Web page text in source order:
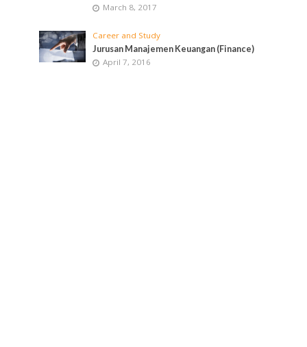
March 8, 2017
Career and Study
Jurusan Manajemen Keuangan (Finance)
April 7, 2016